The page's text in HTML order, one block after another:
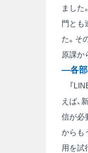
ました
門とも
た。そ
原課か
―各部
「
えば、
信が必
からも
用を試